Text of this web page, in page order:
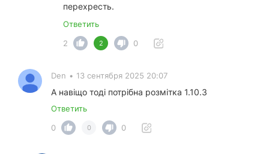
перехресть.
Ответить
2
2 0
Den • 13 сентября 2025 20:07
А навіщо тоді потрібна розмітка 1.10.3
Ответить
0
0 0